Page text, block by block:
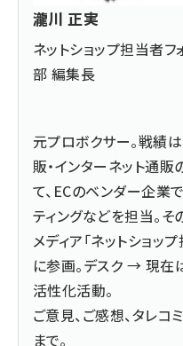
瀧川 正実
ネットショップ担当者
部 編集長
元プロボクサー。戦績
販・インターネット通
て、ECのベンダー企業
ティングなどを担当。そ
メディア「ネットショッ
に参画。デスク → 現在
活性化活動。
ご意見、ご感想、タレコ
まで。